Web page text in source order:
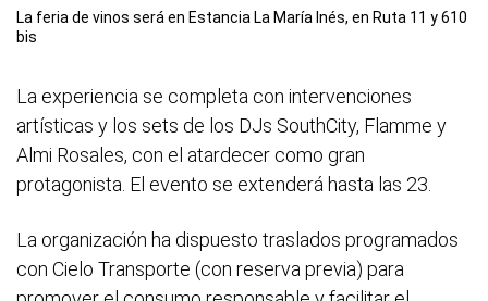
La feria de vinos será en Estancia La María Inés, en Ruta 11 y 610
bis
La experiencia se completa con intervenciones
artísticas y los sets de los DJs SouthCity, Flamme y
Almi Rosales, con el atardecer como gran
protagonista. El evento se extenderá hasta las 23.
La organización ha dispuesto traslados programados
con Cielo Transporte (con reserva previa) para